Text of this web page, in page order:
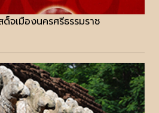
จเมืองนครศรีธรรมราช